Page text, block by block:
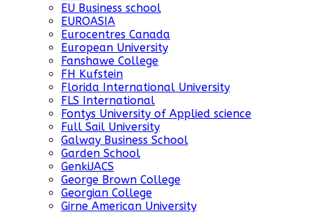
EU Business school
EUROASIA
Eurocentres Canada
European University
Fanshawe College
FH Kufstein
Florida International University
FLS International
Fontys University of Applied science
Full Sail University
Galway Business School
Garden School
GenkiJACS
George Brown College
Georgian College
Girne American University